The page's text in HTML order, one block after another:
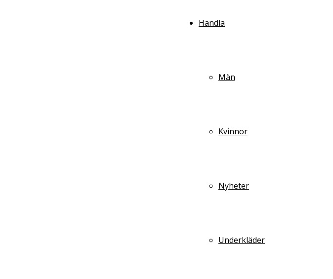
Handla
Män
Kvinnor
Nyheter
Underkläder